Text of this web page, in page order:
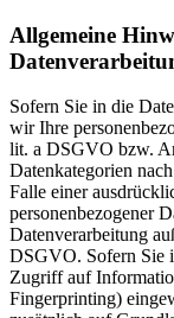
Allgemeine
Sofern Sie in die
wir Ihre
lit. a DSGVO bzw.
Datenkategorien
Falle einer
personenbezogener
Datenverarbeitung
DSGVO. Sofern Sie
Zugriff auf
Fingerprinting)